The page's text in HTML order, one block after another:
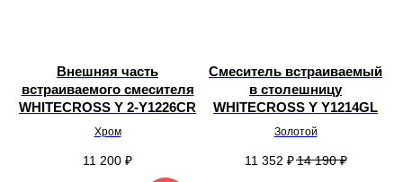
Внешняя часть
встраиваемого смесителя
WHITECROSS Y 2-Y1226CR
Хром
11 200 ₽
Смеситель встраиваемый
в столешницу
WHITECROSS Y Y1214GL
Золотой
11 352 ₽14 190 ₽